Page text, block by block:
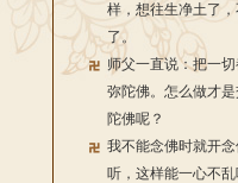
样，想往生净土了
了。
师父一直说：把一
弥陀佛。怎么做才
陀佛呢？
我不能念佛时就开
听，这样能一心不乱